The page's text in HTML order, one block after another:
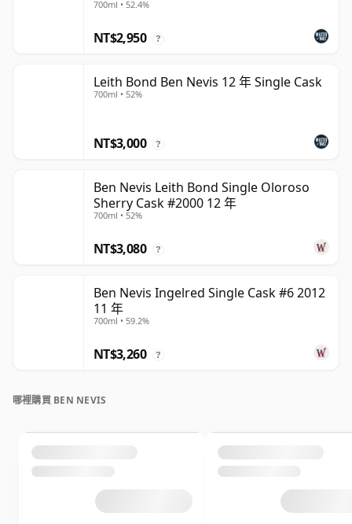
700ml • 52.4%
NT$2,950 ?
Leith Bond Ben Nevis 12 年 Single Cask
700ml • 52%
NT$3,000 ?
Ben Nevis Leith Bond Single Oloroso
Sherry Cask #2000 12 年
700ml • 52%
NT$3,080 ?
Ben Nevis Ingelred Single Cask #6 2012
11 年
700ml • 59.2%
NT$3,260 ?
哪裡購買 BEN NEVIS